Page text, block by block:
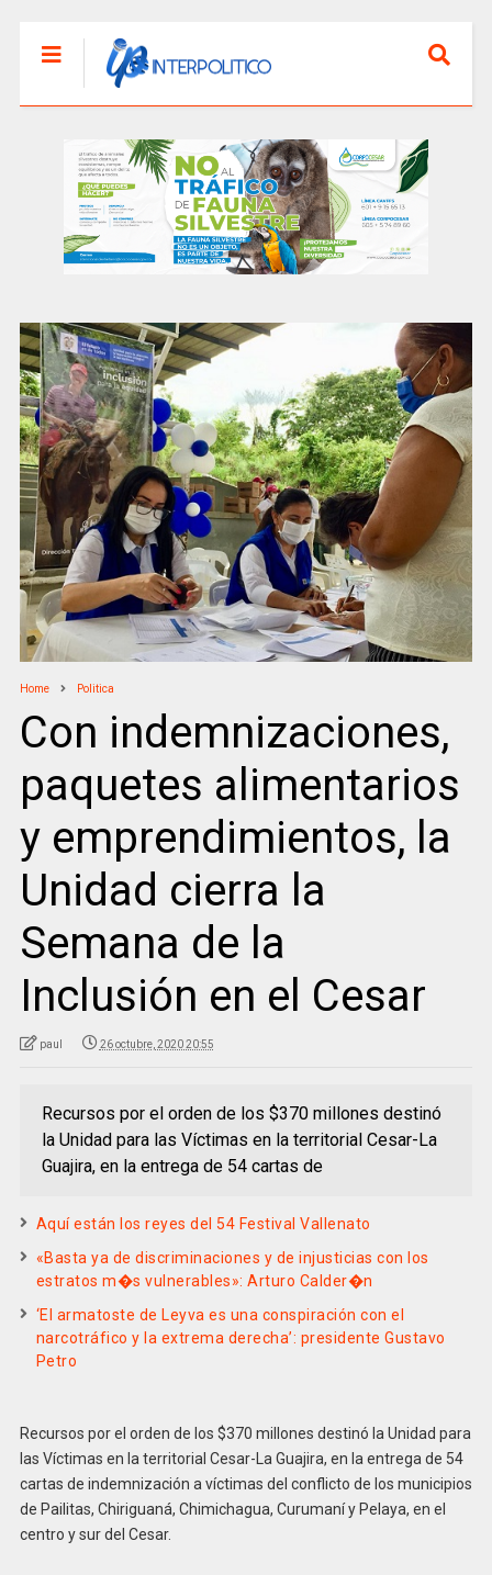
Home Politica
Con indemnizaciones,
paquetes alimentarios
y emprendimientos, la
Unidad cierra la
Semana de la
Inclusión en el Cesar
paul 26 octubre, 2020 20:55
Recursos por el orden de los $370 millones destinó
la Unidad para las Víctimas en la territorial Cesar-La
Guajira, en la entrega de 54 cartas de
Aquí están los reyes del 54 Festival Vallenato
«Basta ya de discriminaciones y de injusticias con los
estratos m�s vulnerables»: Arturo Calder�n
‘El armatoste de Leyva es una conspiración con el
narcotráfico y la extrema derecha’: presidente Gustavo
Petro
Recursos por el orden de los $370 millones destinó la Unidad para
las Víctimas en la territorial Cesar-La Guajira, en la entrega de 54
cartas de indemnización a víctimas del conflicto de los municipios
de Pailitas, Chiriguaná, Chimichagua, Curumaní y Pelaya, en el
centro y sur del Cesar.